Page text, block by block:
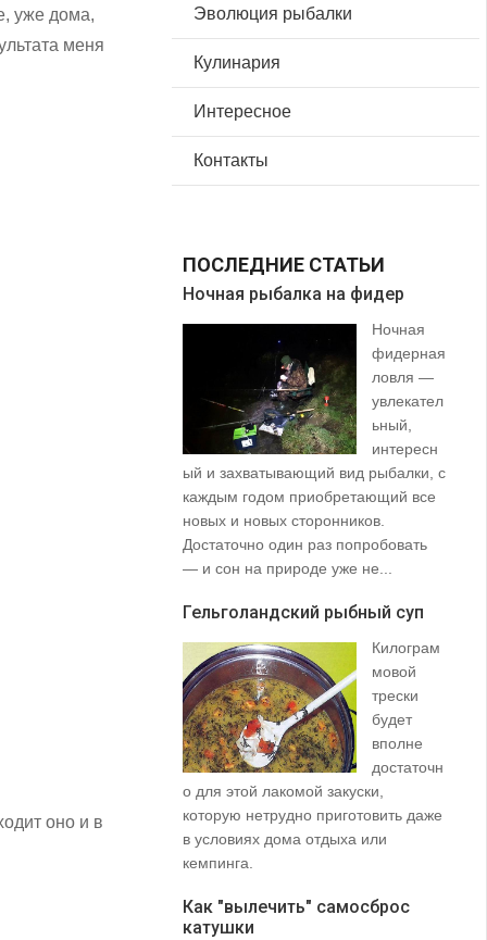
уже дома,
меня
оно и в
Эволюция рыбалки
Кулинария
Интересное
Контакты
ПОСЛЕДНИЕ СТАТЬИ
Ночная рыбалка на фидер
Ночная
фидерная
ловля —
увлекател
ьный,
интересн
ый и захватывающий вид рыбалки, с
каждым годом приобретающий все
новых и новых сторонников.
Достаточно один раз попробовать
— и сон на природе уже не...
Гельголандский рыбный суп
Килограм
мовой
трески
будет
вполне
достаточн
о для этой лакомой закуски,
которую нетрудно приготовить даже
в условиях дома отдыха или
кемпинга.
Как "вылечить" самосброс
катушки